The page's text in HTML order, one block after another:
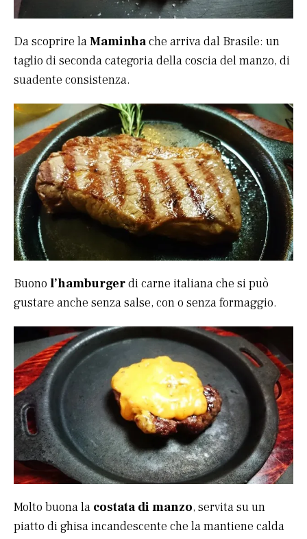
Da scoprire laMaminhache arriva dal Brasile: un
taglio di seconda categoria della coscia del manzo, di
suadente consistenza.
Buono l’hamburgerdi carne italiana che si può
gustare anche senza salse, con o senza formaggio.
Molto buona la costata di manzo, servita su un
piatto di ghisa incandescente che la mantiene calda